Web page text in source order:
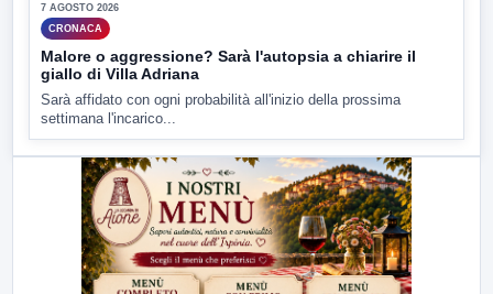
7 AGOSTO 2026
CRONACA
Malore o aggressione? Sarà l'autopsia a chiarire il
giallo di Villa Adriana
Sarà affidato con ogni probabilità all'inizio della prossima
settimana l'incarico...